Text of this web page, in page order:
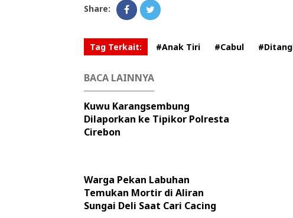
Share:
Tag Terkait: #Anak Tiri #Cabul
BACA LAINNYA
Kuwu Karangsembung
Dilaporkan ke Tipikor Polresta
Cirebon
Warga Pekan Labuhan
Temukan Mortir di Aliran
Sungai Deli Saat Cari Cacing